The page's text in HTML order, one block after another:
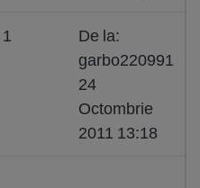
1
De la:
garbo220991
24
Octombrie
2011 13:18